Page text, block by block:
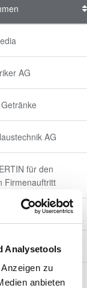
Analysetools
zu
anbieten
AG
AG
für den
Firmenauftritt
Drive Safe GmbH
GmbH
& Trachsel AG